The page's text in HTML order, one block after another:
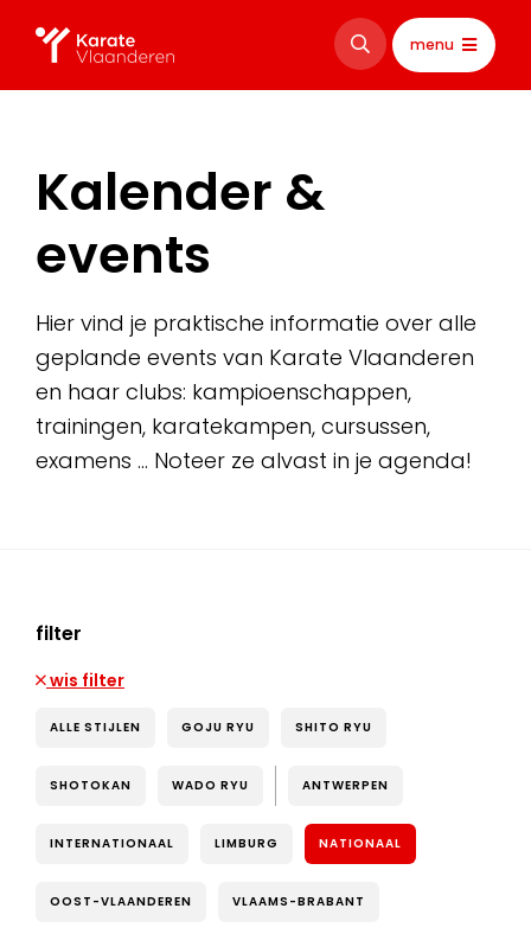
menu
Kalender &
events
Hier vind je praktische informatie over alle
geplande events van Karate Vlaanderen
en haar clubs: kampioenschappen,
trainingen, karatekampen, cursussen,
examens … Noteer ze alvast in je agenda!
filter
wis filter
ALLE STIJLEN GOJU RYU SHITO RYU
SHOTOKAN WADO RYU ANTWERPEN
INTERNATIONAAL LIMBURG NATIONAAL
OOST-VLAANDEREN VLAAMS-BRABANT